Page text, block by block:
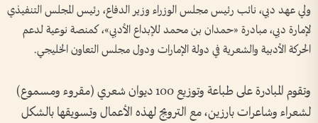
ولي عهد دبي، نائب رئيس مجلس الوزراء وزير الدفاع، رئيس المجلس التنفيذي
لإمارة دبي، مبادرة «حمدان بن محمد للإبداع الأدبي»، كمنصة نوعية لدعم
الحركة الأدبية والشعرية في دولة الإمارات ودول مجلس التعاون الخليجي.
وتقوم المبادرة على طباعة وتوزيع 100 ديوان شعري (مقروء ومسموع)
لشعراء وشاعرات بارزين، مع الترويج لهذه الأعمال وتسويقها بالشكل